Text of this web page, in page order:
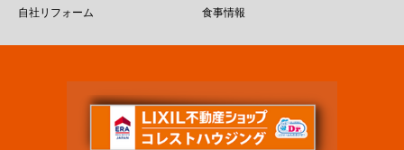
自社リフォーム
食事情報